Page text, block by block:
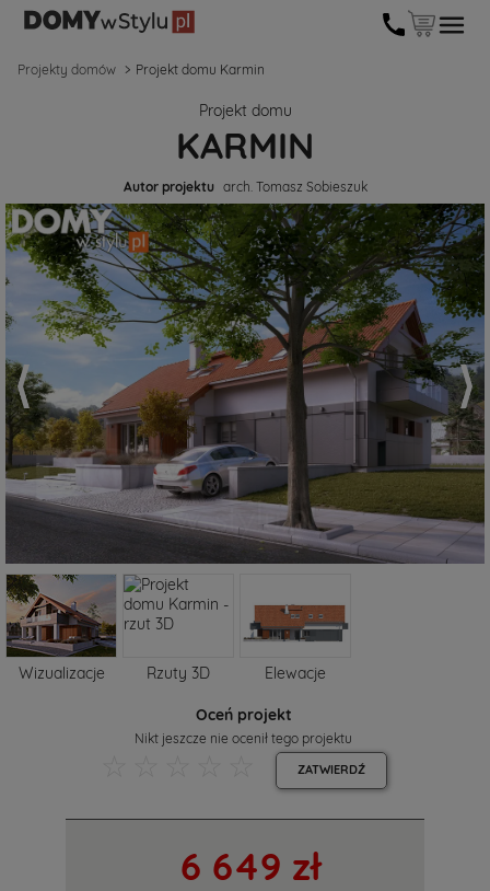
Projekty domów Projekt domu Karmin
Projekt domu
KARMIN
Autor projektu arch. Tomasz Sobieszuk
Wizualizacje Rzuty 3D Elewacje
Oceń projekt
Nikt jeszcze nie ocenił tego projektu
ZATWIERDŹ
6 649 zł